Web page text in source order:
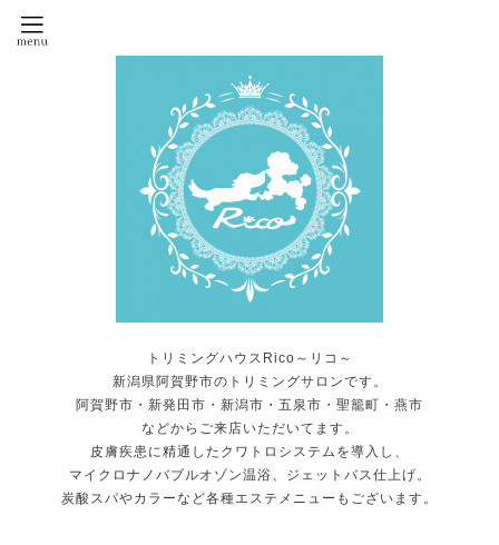
トリミングハウスRico～リコ～
新潟県阿賀野市のトリミングサロンです。
阿賀野市・新発田市・新潟市・五泉市・聖籠町・燕市
などからご来店いただいてます。
皮膚疾患に精通したクワトロシステムを導入し、
マイクロナノバブルオゾン温浴、ジェットバス仕上げ。
炭酸スパやカラーなど各種エステメニューもございます。